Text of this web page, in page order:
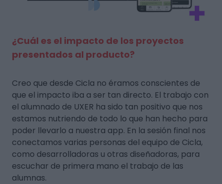
¿Cuál es el impacto de los proyectos
presentados al producto?
Creo que desde Cicla no éramos conscientes de
que el impacto iba a ser tan directo. El trabajo con
el alumnado de UXER ha sido tan positivo que nos
estamos nutriendo de todo lo que han hecho para
poder llevarlo a nuestra app. En la sesión final nos
conectamos varias personas del equipo de Cicla,
como desarrolladoras u otras diseñadoras, para
escuchar de primera mano el trabajo de las
alumnas.